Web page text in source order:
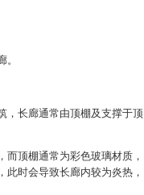
，长廊通常由顶棚及支撑于顶
顶棚通常为彩色玻璃材质，
时会导致长廊内较为炎热，